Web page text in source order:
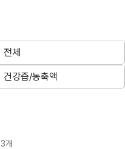
전체
건강즙/농축액
3개